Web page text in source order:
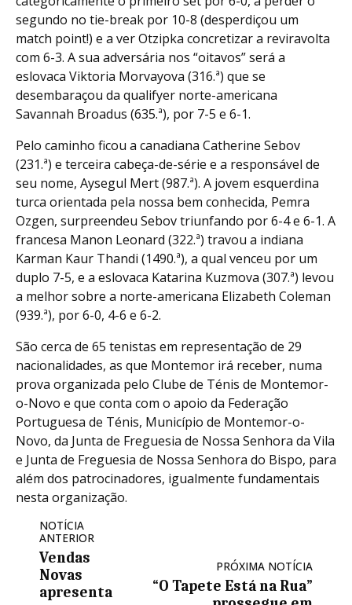
segundo no tie-break por 10-8 (desperdiçou um
match point!) e a ver Otzipka concretizar a reviravolta
com 6-3. A sua adversária nos “oitavos” será a
eslovaca Viktoria Morvayova (316.ª) que se
desembaraçou da qualifyer norte-americana
Savannah Broadus (635.ª), por 7-5 e 6-1.
Pelo caminho ficou a canadiana Catherine Sebov
(231.ª) e terceira cabeça-de-série e a responsável de
seu nome, Aysegul Mert (987.ª). A jovem esquerdina
turca orientada pela nossa bem conhecida, Pemra
Ozgen, surpreendeu Sebov triunfando por 6-4 e 6-1. A
francesa Manon Leonard (322.ª) travou a indiana
Karman Kaur Thandi (1490.ª), a qual venceu por um
duplo 7-5, e a eslovaca Katarina Kuzmova (307.ª) levou
a melhor sobre a norte-americana Elizabeth Coleman
(939.ª), por 6-0, 4-6 e 6-2.
São cerca de 65 tenistas em representação de 29
nacionalidades, as que Montemor irá receber, numa
prova organizada pelo Clube de Ténis de Montemor-
o-Novo e que conta com o apoio da Federação
Portuguesa de Ténis, Município de Montemor-o-
Novo, da Junta de Freguesia de Nossa Senhora da Vila
e Junta de Freguesia de Nossa Senhora do Bispo, para
além dos patrocinadores, igualmente fundamentais
nesta organização.
NOTÍCIA
ANTERIOR
Vendas
Novas
apresenta
PRÓXIMA NOTÍCIA
“O Tapete Está na Rua”